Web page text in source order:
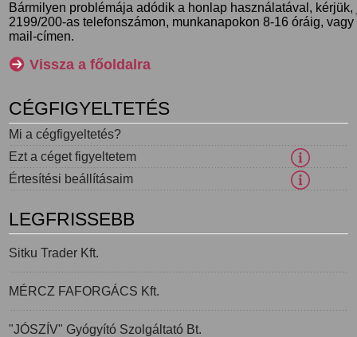
Bármilyen problémája adódik a honlap használatával,
2199/200-as telefonszámon, munkanapokon 8-16 óráig,
mail-címen.
Vissza a főoldalra
CÉGFIGYELTETÉS
Mi a cégfigyeltetés?
Ezt a céget figyeltetem
Értesítési beállításaim
LEGFRISSEBB
Sitku Trader Kft.
MÉRCZ FAFORGÁCS Kft.
"JÓSZÍV" Gyógyító Szolgáltató Bt.